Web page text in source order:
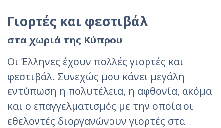
Γιορτές και φεστιβάλ
στα χωριά της Κύπρου
Οι Έλληνες έχουν πολλές γιορτές και
φεστιβάλ. Συνεχώς μου κάνει μεγάλη
εντύπωση η πολυτέλεια, η αφθονία, ακόμα
και ο επαγγελματισμός με την οποία οι
εθελοντές διοργανώνουν γιορτές στα